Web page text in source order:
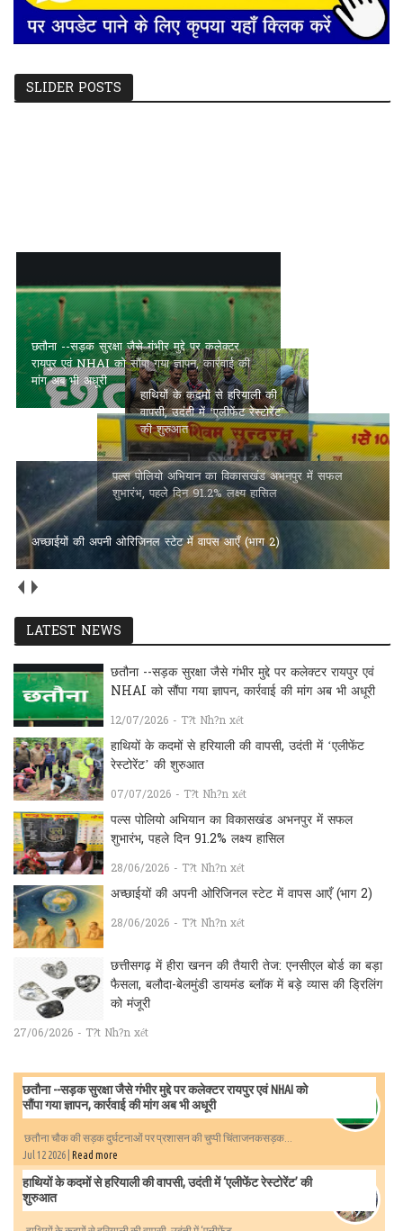
SLIDER POSTS
छतौना --सड़क सुरक्षा जैसे गंभीर मुद्दे पर कलेक्टर रायपुर एवं NHAI को सौंपा
गया ज्ञापन, कार्रवाई की मांग अब भी अधूरी
हाथियों के कदमों से हरियाली की
वापसी, उदंती में ‘एलीफेंट रेस्टोरेंट’
पल्स पोलियो अभियान का
विकासखंड अभनपुर में सफल
शुभारंभ, पहले दिन 91.2% लक्ष्य
हासिल
अच्छाईयों की अपनी ओरिजिनल स्टेट में वापस आएँ (भाग 2)
LATEST NEWS
छतौना --सड़क सुरक्षा जैसे गंभीर मुद्दे पर कलेक्टर रायपुर एवं
NHAI को सौंपा गया ज्ञापन, कार्रवाई की मांग अब भी अधूरी
12/07/2026 - T?t Nh?n xét
हाथियों के कदमों से हरियाली की वापसी, उदंती में ‘एलीफेंट
रेस्टोरेंट’ की शुरुआत
07/07/2026 - T?t Nh?n xét
पल्स पोलियो अभियान का विकासखंड अभनपुर में सफल
शुभारंभ, पहले दिन 91.2% लक्ष्य हासिल
28/06/2026 - T?t Nh?n xét
अच्छाईयों की अपनी ओरिजिनल स्टेट में वापस आएँ (भाग 2)
28/06/2026 - T?t Nh?n xét
छत्तीसगढ़ में हीरा खनन की तैयारी तेज: एनसीएल बोर्ड का बड़ा
फैसला, बलौदा-बेलमुंडी डायमंड ब्लॉक में बड़े व्यास की ड्रिलिंग
को मंजूरी
27/06/2026 - T?t Nh?n xét
छतौना --सड़क सुरक्षा जैसे गंभीर मुद्दे पर कलेक्टर रायपुर एवं NHAI को
सौंपा गया ज्ञापन, कार्रवाई की मांग अब भी अधूरी
छतौना चौक की सड़क दुर्घटनाओं पर प्रशासन की चुप्पी चिंताजनकसड़क...
Jul 12 2026 | Read more
हाथियों के कदमों से हरियाली की वापसी, उदंती में ‘एलीफेंट रेस्टोरेंट’ की
शुरुआत